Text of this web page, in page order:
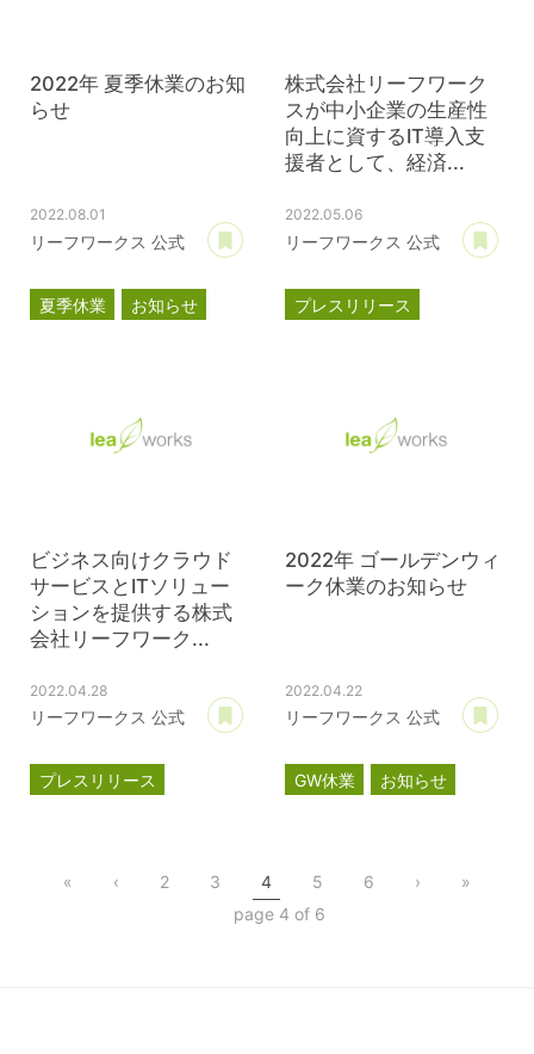
2022年 夏季休業のお知
らせ
2022.08.01
リーフワークス 公式
あとで読む
夏季休業 お知らせ
株式会社リーフワーク
スが中小企業の生産性
向上に資するIT導入支
援者として、経済...
2022.05.06
リーフワークス 公式
プレスリリース
ビジネス向けクラウド
サービスとITソリュー
ションを提供する株式
会社リーフワーク...
2022.04.28
リーフワークス 公式
あとで読む
プレスリリース
2022年 ゴールデンウィ
ーク休業のお知らせ
2022.04.22
リーフワークス 公式
GW休業 お知らせ
« ‹ 2 3 4 5 6 ›
»
page 4 of 6